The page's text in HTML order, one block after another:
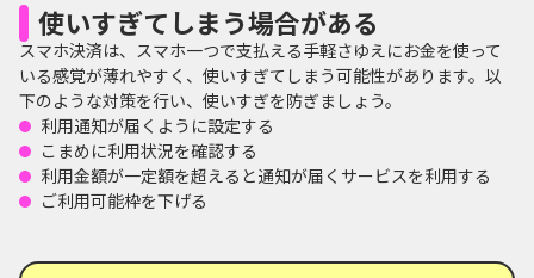
使いすぎてしまう場合がある
スマホ決済は、スマホ一つで支払える手軽さゆえにお金を使って
いる感覚が薄れやすく、使いすぎてしまう可能性があります。以
下のような対策を行い、使いすぎを防ぎましょう。
利用通知が届くように設定する
こまめに利用状況を確認する
利用金額が一定額を超えると通知が届くサービスを利用する
ご利用可能枠を下げる